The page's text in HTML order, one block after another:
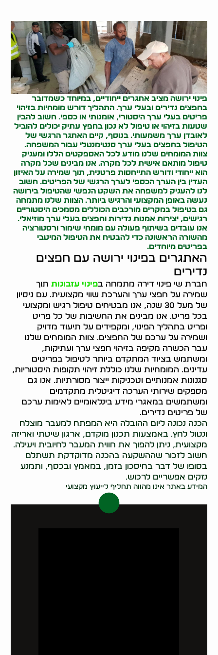
פינוי ירושה מציב אתגרים ייחודיים, במיוחד כשמדובר
בחפצים נדירים ובעלי ערך. התהליך דורש מומחיות בזיהוי
פריטים בעלי ערך היסטורי, אומנותי או כספי. חשוב להבין
שטעות בזיהוי או טיפול לא נכון בחפץ עתיק יכולים להוביל
לאובדן ערך משמעותי. בנוסף, קיים האתגר הרגשי של
הטיפול בחפצים בעלי ערך סנטימנטלי עבור המשפחה.
צוות המומחים שלנו מודע לכל האספקטים הללו ומעניק
טיפול מותאם אישית לכל מקרה. אנו מבינים שכל מקרה
הוא ייחודי ודורש התייחסות פרטנית, תוך שמירה על האיזון
העדין בין הערך הכספי לערך הרגשי של הפריטים. חשוב
לנו להעניק למשפחה את השקט הנפשי שהטיפול בירושה
נעשה באופן המקצועי והרגיש ביותר. הצוות שלנו מתמחה
גם בטיפול במקרים מורכבים הכוללים מסמכים היסטוריים
רגישים, יצירות אמנות נדירות וחפצים בעלי ערך מוזיאלי.
אנו עובדים בשיתוף פעולה עם מומחי שימור ורסטורציה
מהשורה הראשונה כדי להבטיח את הטיפול המיטבי
בפריטים מיוחדים.
האתגרים בפינוי ירושה עם חפצים
נדירים
חברת שי פינוי דירה מתמחה בפינוי עזבונות תוך
שמירה על חפצי ערך והערכת שווי מקצועית. עם ניסיון
של מעל 30 שנה, אנו מבטיחים טיפול רגיש ומקצועי
בכל פריט. אנו מבינים את החשיבות של כל פריט
ופריט בתהליך הפינוי, ומקפידים על תיעוד מדויק
ושמירה על ערכם של החפצים. צוות המומחים שלנו
עבר הכשרה מקיפה בזיהוי חפצי ערך ועתיקות,
ומשתמש בציוד המתקדם ביותר לטיפול בפריטים
עדינים. המומחיות שלנו כוללת זיהוי תקופות היסטוריות,
סגנונות אמנותיים וטכניקות ייצור מסורתיות. אנו גם
מספקים שירותי הערכה דיגיטלית מתקדמים
ומשתמשים במאגרי מידע בינלאומיים לאימות ערכם
של פריטים נדירים.
הכנה נכונה ליום ההובלה היא המפתח למעבר מוצלח
ונטול לחץ. באמצעות תכנון מוקדם, ארגון שיטתי ואריזה
מקצועית, ניתן להפוך את חווית המעבר לחיובית ויעילה.
חשוב לזכור שההשקעה בהכנה מדוקדקת תשתלם
בסופו של דבר בחיסכון בזמן, במאמץ ובכסף, ותמנע
נזקים אפשריים לרכוש.
המידע באתר אינו מהווה תחליף לייעוץ מקצועי